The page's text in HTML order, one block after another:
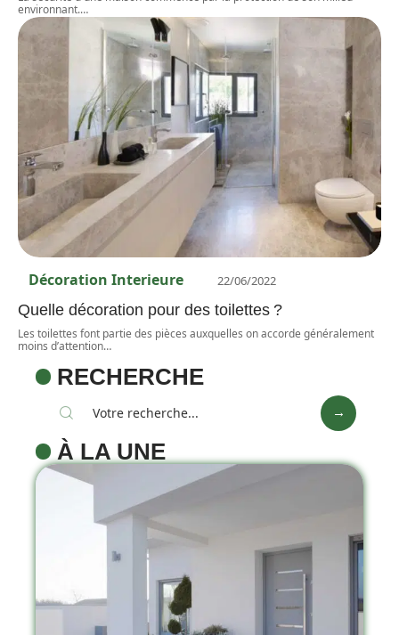
environnant.…
Décoration Interieure 22/06/2022
Quelle décoration pour des toilettes ?
Les toilettes font partie des pièces auxquelles on accorde généralement
moins d’attention…
RECHERCHE
À LA UNE